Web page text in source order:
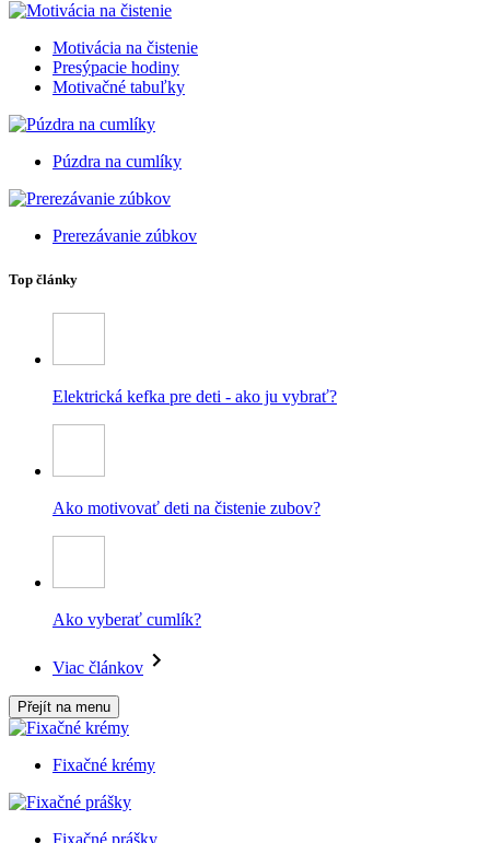
Motivácia na čistenie
Presýpacie hodiny
Motivačné tabuľky
Púzdra na cumlíky
Prerezávanie zúbkov
Top články
Elektrická kefka pre deti - ako ju vybrať?
Ako motivovať deti na čistenie zubov?
Ako vyberať cumlík?
Viac článkov
Přejít na menu
Fixačné krémy
Fixačné prášky